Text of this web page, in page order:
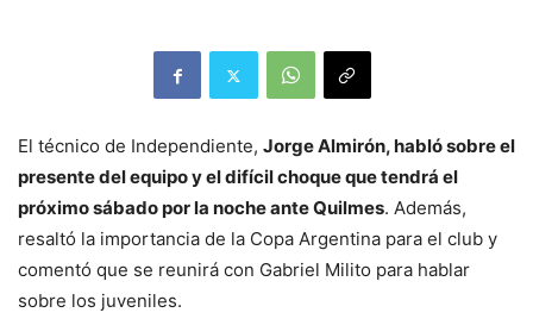
El técnico de Independiente, Jorge Almirón, habló sobre el
presente del equipo y el difícil choque que tendrá el
próximo sábado por la noche ante Quilmes. Además,
resaltó la importancia de la Copa Argentina para el club y
comentó que se reunirá con Gabriel Milito para hablar
sobre los juveniles.